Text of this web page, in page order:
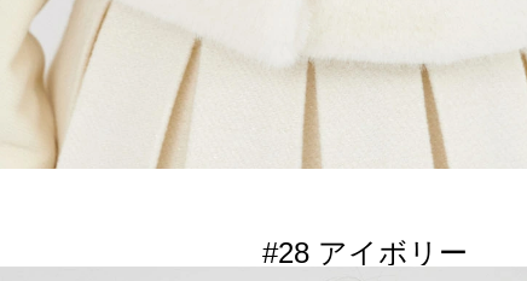
#28 アイボリー